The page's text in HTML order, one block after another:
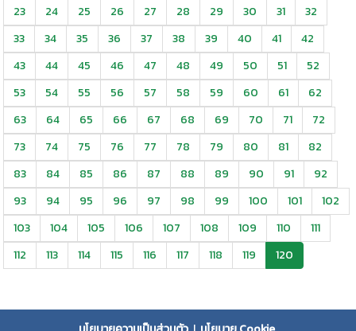
23
24 25 26 27 28 29 30 31
32
33
34 35 36 37 38 39 40 41
42
43
44 45 46 47 48 49 50 51
52
53
54 55 56 57 58 59 60 61
62
63
64 65 66 67 68 69 70 71
72
73
74 75 76 77 78 79 80 81
82
83
84 85 86 87 88 89 90 91
92
93
94 95 96 97 98 99 100 101
102
103
104 105 106 107 108 109 110
111
112
113 114 115 116 117 118 119 120